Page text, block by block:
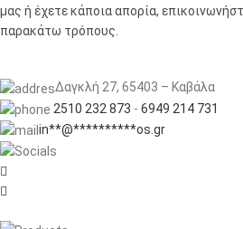
μας ή έχετε κάποια απορία,
παρακάτω τρόπους.
Δαγκλή 27, 65403 – Καβάλα
2510 232 873 - 6949 214 731
in**@**********os.gr

